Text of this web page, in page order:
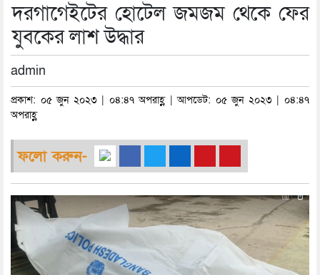
দরগাগেইটের হোটেল জমজম থেকে ফের
যুবকের লাশ উদ্ধার
admin
প্রকাশ: ০৫ জুন ২০২৩ | ০৪:৪৭ অপরাহ্ণ | আপডেট: ০৫ জুন ২০২৩ | ০৪:৪৭
অপরাহ্ণ
ফলো করুন-